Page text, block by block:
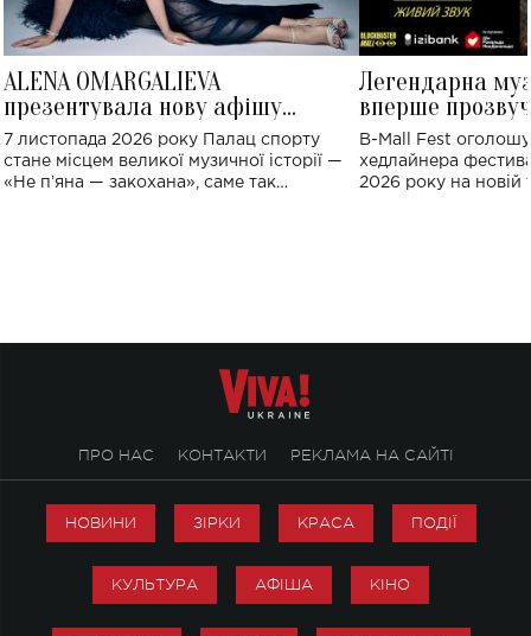
ALENA OMARGALIEVA
презентувала нову афішу
великого концерту в Палаці
спорту
7 листопада 2026 року Палац спорту
стане місцем великої музичної історії —
«Не пʼяна — закохана», саме так
Легендарна
вперше
Україні: де
B-Mall Fest
хедлайнера
2026 року на новій
ПРО НАС КОНТАКТИ РЕКЛАМА НА САЙТІ
НОВИНИ ЗІРКИ КРАСА ПОДІЇ
КУЛЬТУРА АФІША КІНО